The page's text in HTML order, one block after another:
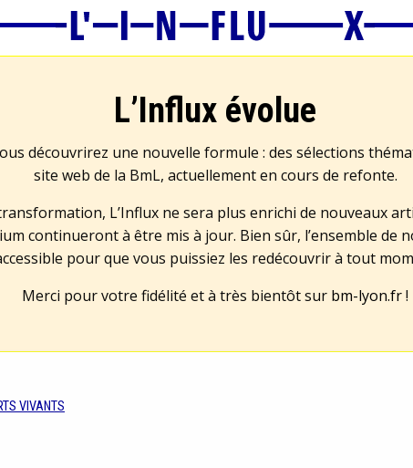
L’Influx évolue
découvrirez une nouvelle formule : des sélections
site web de la BmL, actuellement en cours de refonte.
L’Influx ne sera plus enrichi de nouveaux
continueront à être mis à jour. Bien sûr, l’ensemble de
pour que vous puissiez les redécouvrir à tout
Merci pour votre fidélité et à très bientôt sur bm-lyon.fr!
VIVANTS